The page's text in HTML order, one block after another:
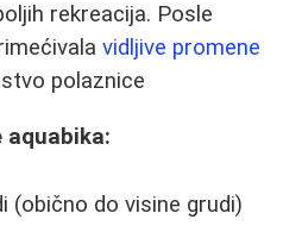
rekreacija. Posle
vidljive promene
polaznice
aquabika:
(obično do visine grudi)